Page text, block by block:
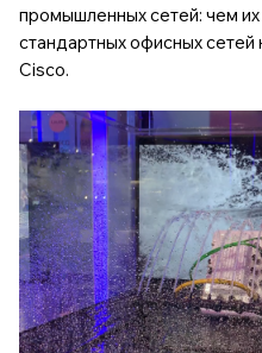
промышленных сетей: чем
стандартных офисных
Cisco.